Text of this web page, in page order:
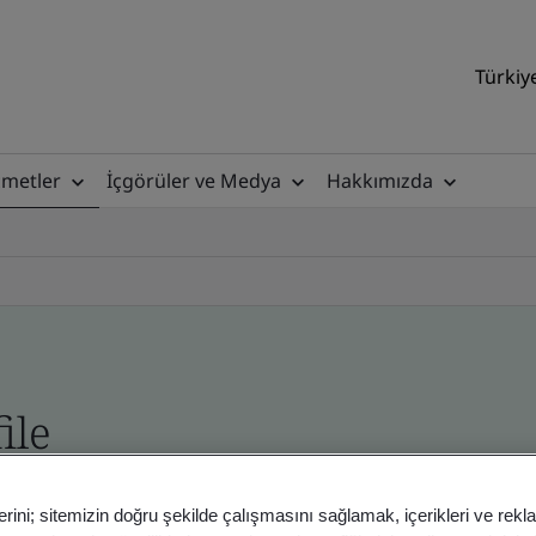
İçgörüler ve Medya
Hakkımızda
- Validation and Verification
sitemizin doğru şekilde çalışmasını sağlamak, içerikleri ve